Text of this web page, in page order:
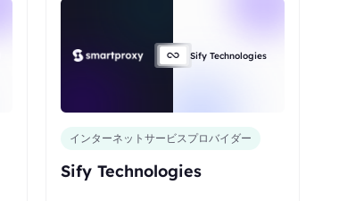
Sify Technologies
インターネットサービスプロバイダー
Sify Technologies